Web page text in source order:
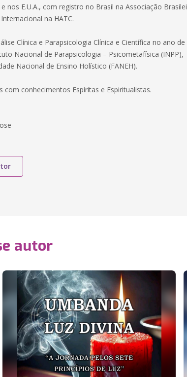
nos E.U.A., com registro no Brasil na Associação
na HATC.
Clínica e Parapsicologia Clínica e Científica no ano de
Nacional de Parapsicologia – Psicometafísica (INPP),
Nacional de Ensino Holístico (FANEH).
com conhecimentos Espíritas e Espiritualistas.
autor